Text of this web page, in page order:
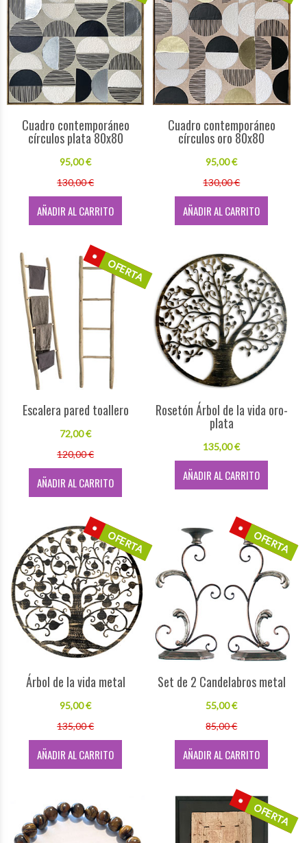
Cuadro contemporáneo
círculos plata 80x80
95,00 €
130,00 €
AÑADIR AL CARRITO
Cuadro contemporáneo
círculos oro 80x80
95,00 €
130,00 €
AÑADIR AL CARRITO
OFERTA
Escalera pared toallero
72,00 €
120,00 €
AÑADIR AL CARRITO
Rosetón Árbol de la vida oro-
plata
135,00 €
AÑADIR AL CARRITO
OFERTA
Árbol de la vida metal
95,00 €
135,00 €
AÑADIR AL CARRITO
OFERTA
Set de 2 Candelabros metal
55,00 €
85,00 €
AÑADIR AL CARRITO
OFERTA